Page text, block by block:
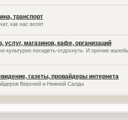
транспорт
как нас возят
услуг, магазинов, кафе, организаций
культурно посидеть-отдохнуть. И прочие
газеты, провайдеры интернета
Верхней и Нижней Салды